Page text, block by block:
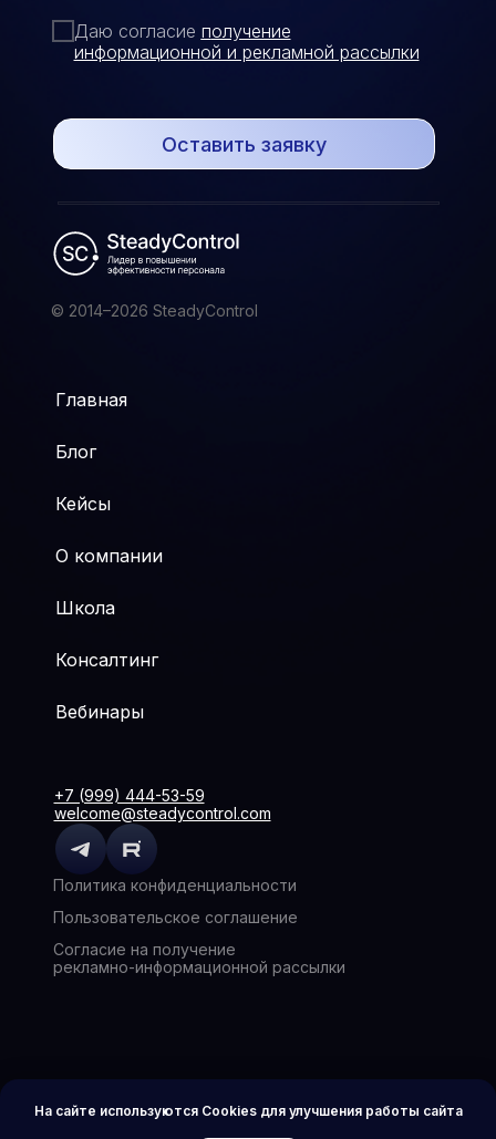
На сайте используются Cookies для улучшения работы сайта
© 2014–2026 SteadyControl
+7 (999) 444-53-59
welcome@steadycontrol.com
Согласие на получение
рекламно-информационной рассылки
Пользовательское соглашение
Политика конфиденциальности
Школа
Главная
Консалтинг
Блог
Вебинары
Кейсы
О компании
Даю согласие получение
информационной и рекламной рассылки
Оставить заявку